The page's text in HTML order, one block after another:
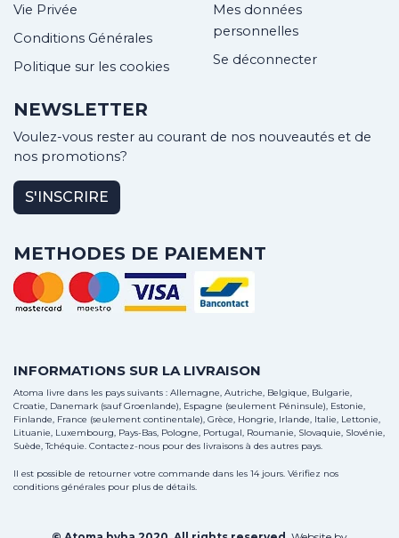
Vie Privée
Conditions Générales
Politique sur les cookies
Mes données
personnelles
Se déconnecter
NEWSLETTER
Voulez-vous rester au courant de nos nouveautés et de
nos promotions?
S'INSCRIRE
METHODES DE PAIEMENT
INFORMATIONS SUR LA LIVRAISON
Atoma livre dans les pays suivants : Allemagne, Autriche, Belgique, Bulgarie,
Croatie, Danemark (sauf Groenlande), Espagne (seulement Péninsule), Estonie,
Finlande, France (seulement continentale), Grèce, Hongrie, Irlande, Italie, Lettonie,
Lituanie, Luxembourg, Pays-Bas, Pologne, Portugal, Roumanie, Slovaquie, Slovénie,
Suède, Tchéquie. Contactez-nous pour des livraisons à des autres pays.
Il est possible de retourner votre commande dans les 14 jours. Vérifiez nos
conditions générales pour plus de détails.